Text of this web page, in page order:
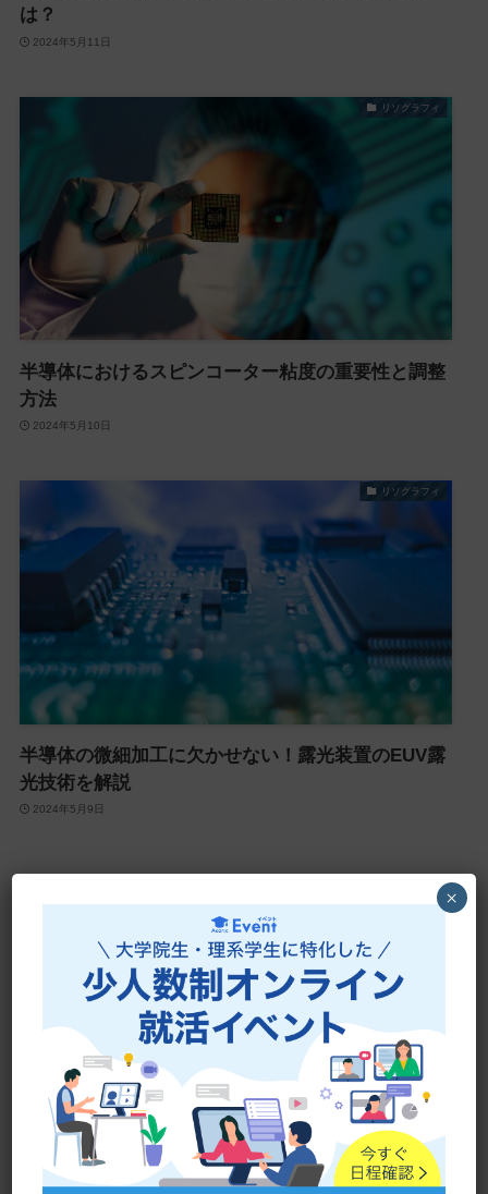
は？
2024年5月11日
リソグラフィ
半導体におけるスピンコーター粘度の重要性と調整
方法
2024年5月10日
リソグラフィ
半導体の微細加工に欠かせない！露光装置のEUV露
光技術を解説
2024年5月9日
2
人気記事
×